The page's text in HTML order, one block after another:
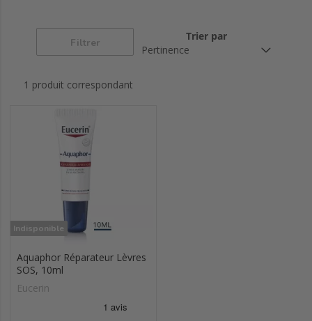
elasticity
Ultrasensible &
Filtrer
Trier par
1 produit correspondant
Indisponible
Aquaphor Réparateur Lèvres
SOS, 10ml
Eucerin